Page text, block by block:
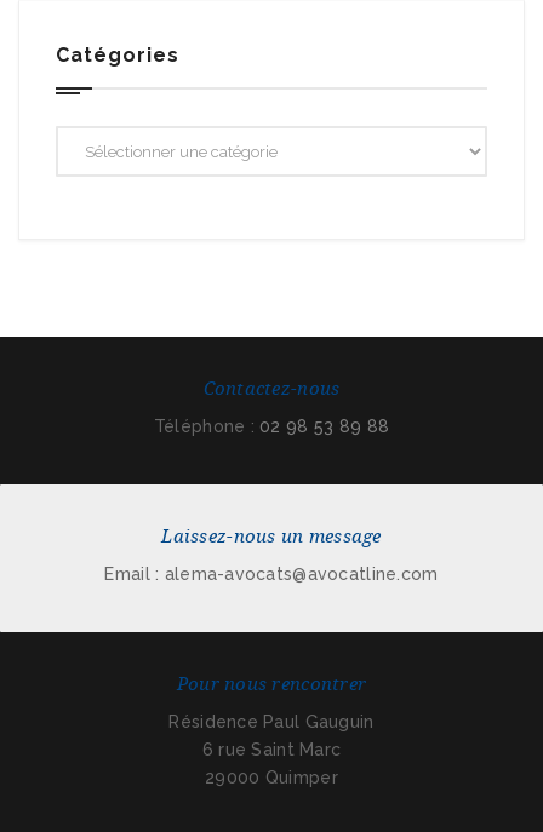
Catégories
Contactez-nous
Téléphone : 02 98 53 89 88
Laissez-nous un message
Email : alema-avocats@avocatline.com
Pour nous rencontrer
Résidence Paul Gauguin
6 rue Saint Marc
29000 Quimper